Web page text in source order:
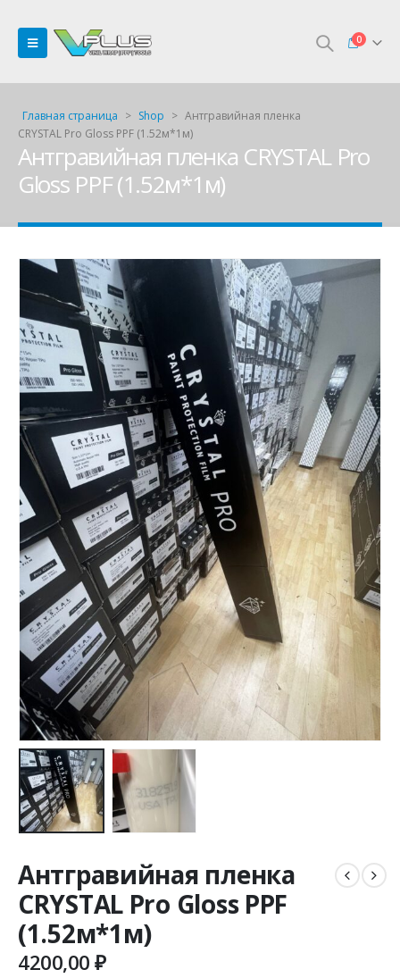
0
Главная страница > Shop > Антгравийная пленка
CRYSTAL Pro Gloss PPF (1.52м*1м)
Антгравийная пленка CRYSTAL Pro
Gloss PPF (1.52м*1м)
Антгравийная пленка
CRYSTAL Pro Gloss PPF
(1.52м*1м)
4200,00₽